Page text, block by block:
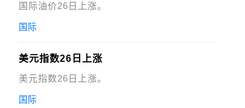
国际油价26日上涨。
国际
美元指数26日上涨
美元指数26日上涨。
国际